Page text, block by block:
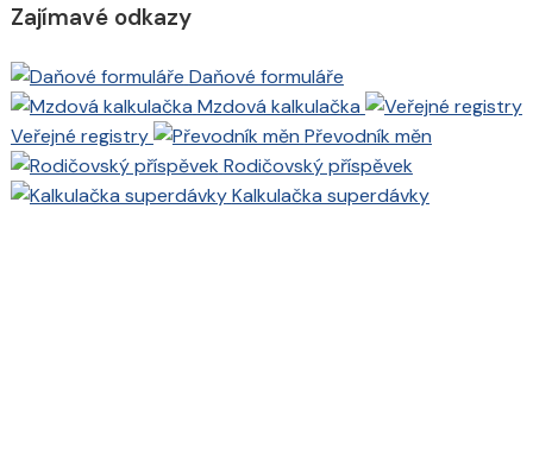
Zajímavé odkazy
Daňové formuláře
Mzdová kalkulačka
Veřejné registry
Převodník měn
Rodičovský příspěvek
Kalkulačka superdávky